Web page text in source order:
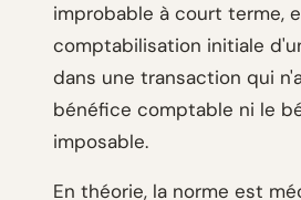
improbable à court terme,
comptabilisation initiale
dans une transaction qui
bénéfice comptable ni le
imposable.
En théorie, la norme est